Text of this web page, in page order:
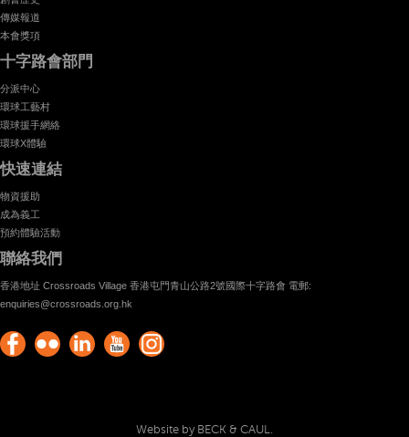
傳媒報道
本會獎項
十字路會部門
分派中心
環球工藝村
環球援手網絡
環球X體驗
快速連結
物資援助
成為義工
預約體驗活動
聯絡我們
香港地址 Crossroads Village 香港屯門青山公路2號國際十字路會 電郵:
enquiries@crossroads.org.hk
Website by BECK & CAUL.